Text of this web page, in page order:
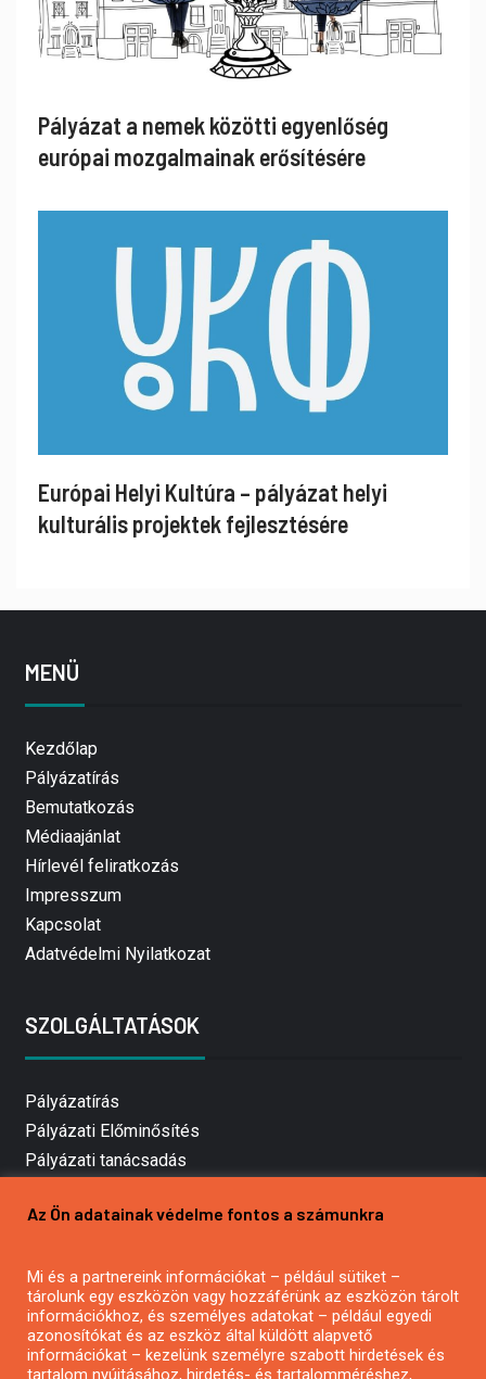
Pályázat a nemek közötti egyenlőség
európai mozgalmainak erősítésére
Európai Helyi Kultúra – pályázat helyi
kulturális projektek fejlesztésére
MENÜ
Kezdőlap
Pályázatírás
Bemutatkozás
Médiaajánlat
Hírlevél feliratkozás
Impresszum
Kapcsolat
Adatvédelmi Nyilatkozat
SZOLGÁLTATÁSOK
Pályázatírás
Pályázati Előminősítés
Pályázati tanácsadás
Mezőgazdasági pályázatírás
Pályázatírás civil szervezeteknek
Pályázatírás önkormányzatoknak
Pályázatfigyelés
Specifikus pályázatfigyelés vagy hírlevél
Az Ön adatainak védelme fontos a számunkra
Mi és a partnereink információkat – például sütiket –
tárolunk egy eszközön vagy hozzáférünk az eszközön tárolt
információkhoz, és személyes adatokat – például egyedi
azonosítókat és az eszköz által küldött alapvető
információkat – kezelünk személyre szabott hirdetések és
tartalom nyújtásához, hirdetés- és tartalomméréshez,